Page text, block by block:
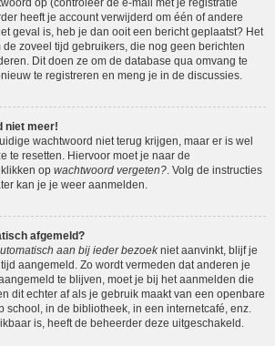
op (controleer de e-mail met je registratie
heeft je account verwijderd om één of andere
geval is, heb je dan ooit een bericht geplaatst? Het
zoveel tijd gebruikers, die nog geen berichten
Dit doen ze om de database qua omvang te
te registreren en meng je in de discussies.
niet meer!
wachtwoord niet terug krijgen, maar er is wel
te resetten. Hiervoor moet je naar de
op wachtwoord vergeten?. Volg de instructies
kan je je weer aanmelden.
afgemeld?
aan bij ieder bezoekniet aanvinkt, blijf je
aangemeld. Zo wordt vermeden dat anderen je
te blijven, moet je bij het aanmelden die
dit echter af als je gebruik maakt van een openbare
school, in de bibliotheek, in een internetcafé, enz.
is, heeft de beheerder deze uitgeschakeld.